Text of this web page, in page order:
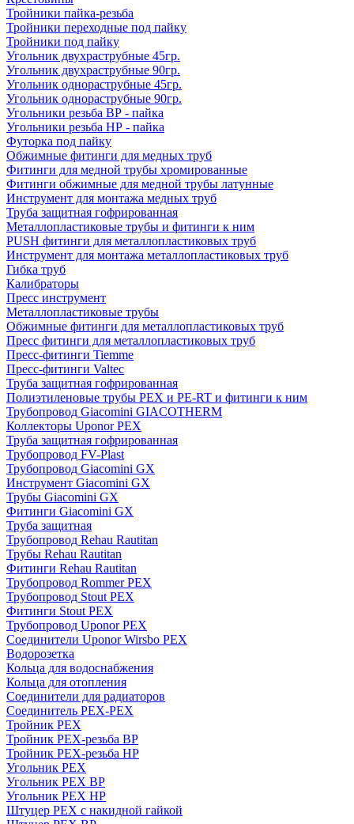
Тройники пайка-резьба
Тройники переходные под пайку
Тройники под пайку
Угольник двухраструбные 45гр.
Угольник двухраструбные 90гр.
Угольник однораструбные 45гр.
Угольник однораструбные 90гр.
Угольники резьба ВР - пайка
Угольники резьба НР - пайка
Футорка под пайку
Обжимные фитинги для медных труб
Фитинги для медной трубы хромированные
Фитинги обжимные для медной трубы латунные
Инструмент для монтажа медных труб
Труба защитная гофрированная
Металлопластиковые трубы и фитинги к ним
PUSH фитинги для металлопластиковых труб
Инструмент для монтажа металлопластиковых труб
Гибка труб
Калибраторы
Пресс инструмент
Металлопластиковые трубы
Обжимные фитинги для металлопластиковых труб
Пресс фитинги для металлопластиковых труб
Пресс-фитинги Tiemme
Пресс-фитинги Valtec
Труба защитная гофрированная
Полиэтиленовые трубы PEX и PE-RT и фитинги к ним
Трубопровод Giacomini GIACOTHERM
Коллекторы Uponor PEX
Труба защитная гофрированная
Трубопровод FV-Plast
Трубопровод Giacomini GX
Инструмент Giacomini GX
Трубы Giacomini GX
Фитинги Giacomini GX
Труба защитная
Трубопровод Rehau Rautitan
Трубы Rehau Rautitan
Фитинги Rehau Rautitan
Трубопровод Rommer PEX
Трубопровод Stout PEX
Фитинги Stout PEX
Трубопровод Uponor PEX
Соединители Uponor Wirsbo PEX
Водорозетка
Кольца для водоснабжения
Кольца для отопления
Соединители для радиаторов
Соединитель PEX-PEX
Тройник PEX
Тройник PEX-резьба ВР
Тройник PEX-резьба НР
Угольник PEX
Угольник PEX ВР
Угольник PEX НР
Штуцер PEX c накидной гайкой